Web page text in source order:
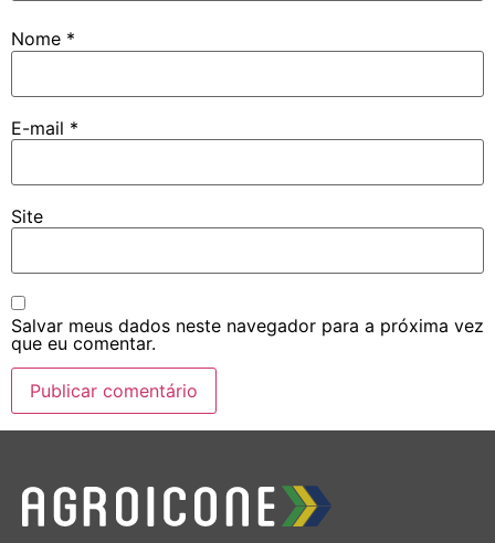
Nome *
E-mail *
Site
Salvar meus dados neste navegador para a próxima vez
que eu comentar.